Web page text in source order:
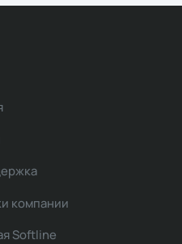
компании
Softline